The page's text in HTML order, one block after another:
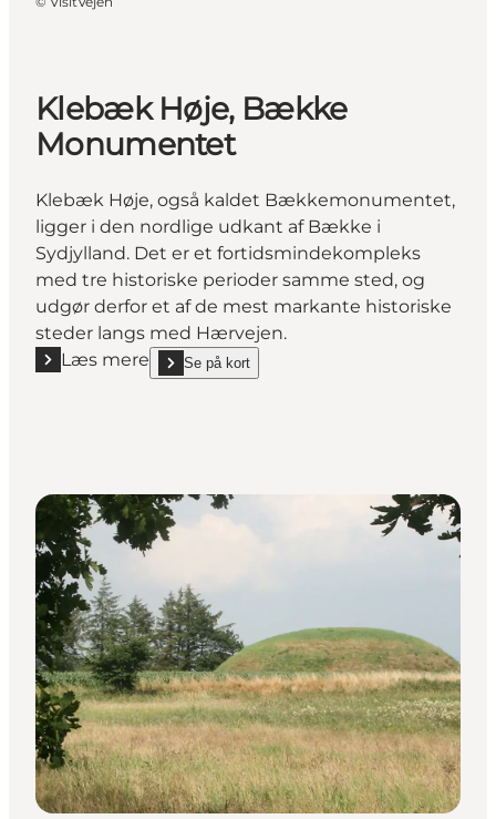
Klebæk Høje, Bække
Monumentet
Klebæk Høje, også kaldet Bækkemonumentet,
ligger i den nordlige udkant af Bække i
Sydjylland. Det er et fortidsmindekompleks
med tre historiske perioder samme sted, og
udgør derfor et af de mest markante historiske
steder langs med Hærvejen.
Læs mere
Læs mere "Klebæk Høje, Bække Monumentet"
Se på kort
show Klebæk Høje, Bække Monumentet on_map